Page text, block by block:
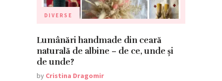
DIVERSE
Lumânări handmade din ceară
naturală de albine – de ce, unde și
de unde?
by Cristina Dragomir